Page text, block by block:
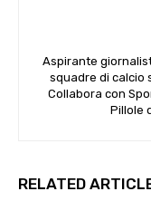
Aspirante
squadre di calcio
Collabora con
Pillole
RELATED